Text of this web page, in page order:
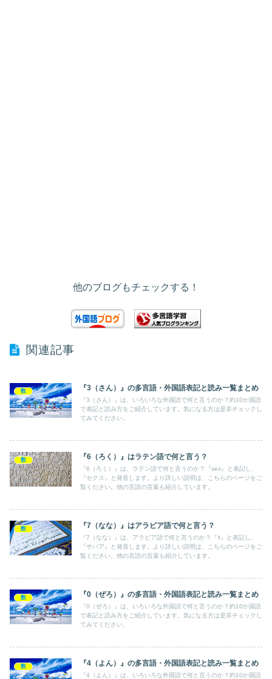
他のブログもチェックする！
関連記事
数 『3（さん）』の多言語・外国語表記と読み一覧まとめ
『3（さん）』は、いろいろな外国語で何と言うのか？約10か国語
で表記と読み方をご紹介しています。気になる方は是非チェックし
てみてください。
数 『6（ろく）』はラテン語で何と言う？
『6（ろく）』は、ラテン語で何と言うのか？『sex』と表記し、
『セクス』と発音します。より詳しい説明は、こちらのページをご
覧ください。他の言語の言葉も紹介しています。
数 『7（なな）』はアラビア語で何と言う？
『7（なな）』は、アラビア語で何と言うのか？『٧』と表記し、
『サバア』と発音します。より詳しい説明は、こちらのページをご
覧ください。他の言語の言葉も紹介しています。
数 『0（ぜろ）』の多言語・外国語表記と読み一覧まとめ
『0（ぜろ）』は、いろいろな外国語で何と言うのか？約10か国語
で表記と読み方をご紹介しています。気になる方は是非チェックし
てみてください。
数 『4（よん）』の多言語・外国語表記と読み一覧まとめ
『4（よん）』は、いろいろな外国語で何と言うのか？約10か国語